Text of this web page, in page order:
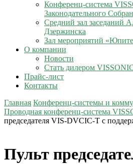
Конференц-система
Законодательного
Средний зал заседаний
Дзержинска
Зал мероприятий
О компании
Новости
Стать дилером
Прайс-лист
Контакты
Главная Конференц-системы и
Проводная конференц-система
председателя VIS-DVCIC-T с
Пульт